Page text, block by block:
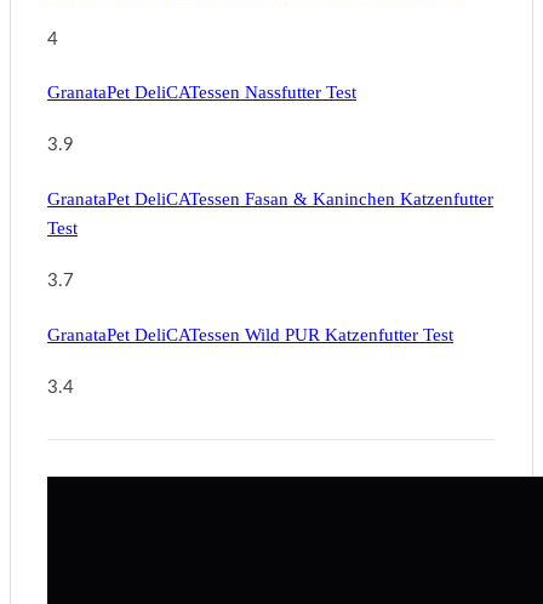
4
GranataPet DeliCATessen Nassfutter Test
3.9
GranataPet DeliCATessen Fasan & Kaninchen Katzenfutter
Test
3.7
GranataPet DeliCATessen Wild PUR Katzenfutter Test
3.4